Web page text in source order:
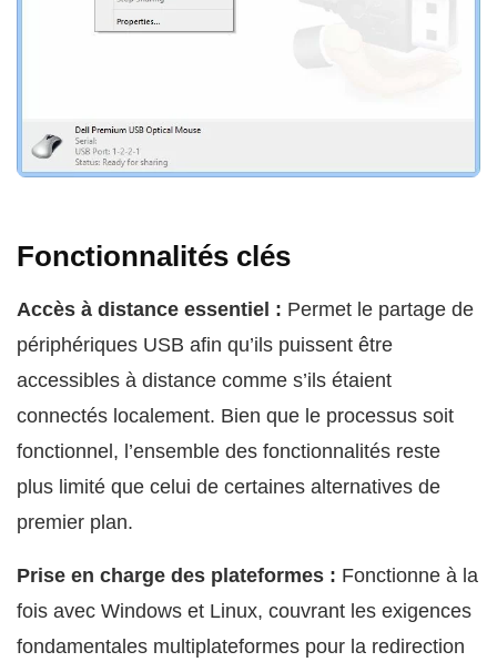
Fonctionnalités clés
Accès à distance essentiel : Permet le partage de
périphériques USB afin qu’ils puissent être
accessibles à distance comme s’ils étaient
connectés localement. Bien que le processus soit
fonctionnel, l’ensemble des fonctionnalités reste
plus limité que celui de certaines alternatives de
premier plan.
Prise en charge des plateformes : Fonctionne à la
fois avec Windows et Linux, couvrant les exigences
fondamentales multiplateformes pour la redirection